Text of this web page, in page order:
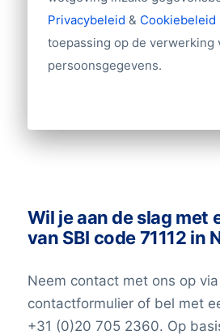
Tientallen overige velden
Andere gegevens nodig?
Privacybeleid & Cookiebeleid
toepassing op de verwerking
persoonsgegevens.
Wil je aan de slag met
van SBI code 71112 in
Neem contact met ons op
contactformulier of bel met
+31 (0)20 705 2360. Op